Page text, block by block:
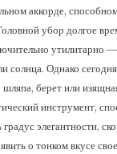
аккорде, способном
убор долгое
утилитарно —
солнца. Однако
шляпа, берет или
инструмент,
элегантности,
о тонком вкусе